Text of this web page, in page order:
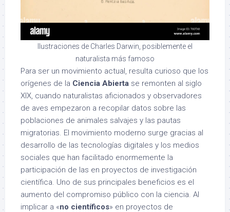
Ilustraciones de Charles Darwin, posiblemente el
naturalista más famoso
Para ser un movimiento actual, resulta curioso que los
orígenes de la Ciencia Abierta se remonten al siglo
XIX, cuando naturalistas aficionados y observadores
de aves empezaron a recopilar datos sobre las
poblaciones de animales salvajes y las pautas
migratorias. El movimiento moderno surge gracias al
desarrollo de las tecnologías digitales y los medios
sociales que han facilitado enormemente la
participación de las en proyectos de investigación
científica. Uno de sus principales beneficios es el
aumento del compromiso público con la ciencia. Al
implicar a «no científicos» en proyectos de